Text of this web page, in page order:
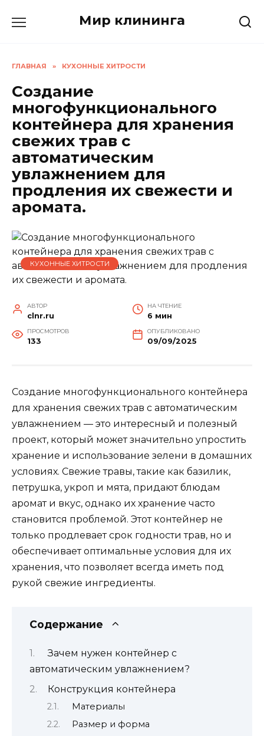
Мир клининга
ГЛАВНАЯ » КУХОННЫЕ ХИТРОСТИ
Создание
многофункционального
контейнера для хранения
свежих трав с
автоматическим
увлажнением для
продления их свежести и
аромата.
КУХОННЫЕ ХИТРОСТИ
АВТОР
clnr.ru
НА ЧТЕНИЕ
6 мин
ПРОСМОТРОВ
133
ОПУБЛИКОВАНО
09/09/2025
Создание многофункционального контейнера
для хранения свежих трав с автоматическим
увлажнением — это интересный и полезный
проект, который может значительно упростить
хранение и использование зелени в домашних
условиях. Свежие травы, такие как базилик,
петрушка, укроп и мята, придают блюдам
аромат и вкус, однако их хранение часто
становится проблемой. Этот контейнер не
только продлевает срок годности трав, но и
обеспечивает оптимальные условия для их
хранения, что позволяет всегда иметь под
рукой свежие ингредиенты.
Содержание
Зачем нужен контейнер с
автоматическим увлажнением?
Конструкция контейнера
Материалы
Размер и форма